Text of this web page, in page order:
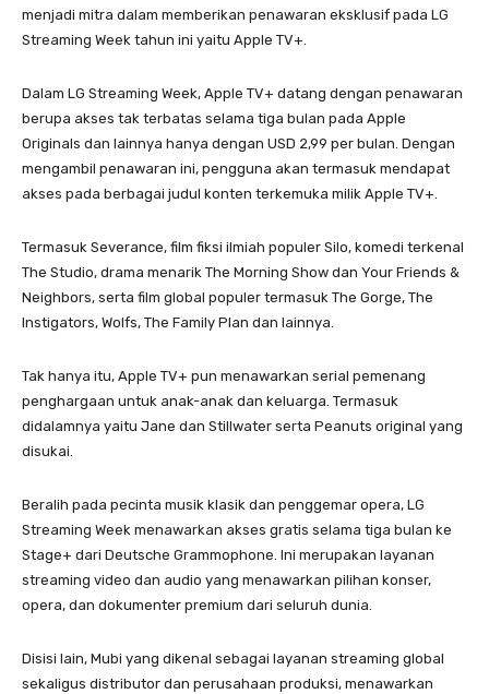
menjadi mitra dalam memberikan penawaran eksklusif pada LG
Streaming Week tahun ini yaitu Apple TV+.
Dalam LG Streaming Week, Apple TV+ datang dengan penawaran
berupa akses tak terbatas selama tiga bulan pada Apple
Originals dan lainnya hanya dengan USD 2,99 per bulan. Dengan
mengambil penawaran ini, pengguna akan termasuk mendapat
akses pada berbagai judul konten terkemuka milik Apple TV+.
Termasuk Severance, film fiksi ilmiah populer Silo, komedi terkenal
The Studio, drama menarik The Morning Show dan Your Friends &
Neighbors, serta film global populer termasuk The Gorge, The
Instigators, Wolfs, The Family Plan dan lainnya.
Tak hanya itu, Apple TV+ pun menawarkan serial pemenang
penghargaan untuk anak-anak dan keluarga. Termasuk
didalamnya yaitu Jane dan Stillwater serta Peanuts original yang
disukai.
Beralih pada pecinta musik klasik dan penggemar opera, LG
Streaming Week menawarkan akses gratis selama tiga bulan ke
Stage+ dari Deutsche Grammophone. Ini merupakan layanan
streaming video dan audio yang menawarkan pilihan konser,
opera, dan dokumenter premium dari seluruh dunia.
Disisi lain, Mubi yang dikenal sebagai layanan streaming global
sekaligus distributor dan perusahaan produksi, menawarkan